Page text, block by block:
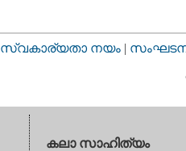
സ്വകാര്യതാ നയം |
കലാ സാഹിത്യം